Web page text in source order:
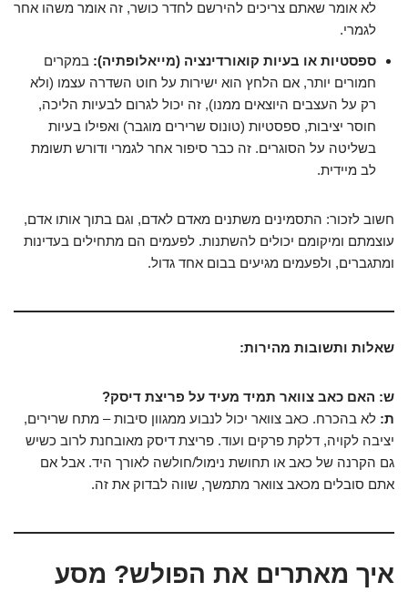
לא אומר שאתם צריכים להירשם לחדר כושר, זה אומר משהו אחר
לגמרי.
ספסטיות או בעיות קואורדינציה (מייאלופתיה): במקרים
חמורים יותר, אם הלחץ הוא ישירות על חוט השדרה עצמו (ולא
רק על העצבים היוצאים ממנו), זה יכול לגרום לבעיות הליכה,
חוסר יציבות, ספסטיות (טונוס שרירים מוגבר) ואפילו בעיות
בשליטה על הסוגרים. זה כבר סיפור אחר לגמרי ודורש תשומת
לב מיידית.
חשוב לזכור: התסמינים משתנים מאדם לאדם, וגם בתוך אותו אדם,
עוצמתם ומיקומם יכולים להשתנות. לפעמים הם מתחילים בעדינות
ומתגברים, ולפעמים מגיעים בבום אחד גדול.
שאלות ותשובות מהירות:
ש: האם כאב צוואר תמיד מעיד על פריצת דיסק?
ת: לא בהכרח. כאב צוואר יכול לנבוע ממגוון סיבות – מתח שרירים,
יציבה לקויה, דלקת פרקים ועוד. פריצת דיסק מאובחנת לרוב כשיש
גם הקרנה של כאב או תחושת נימול/חולשה לאורך היד. אבל אם
אתם סובלים מכאב צוואר מתמשך, שווה לבדוק את זה.
איך מאתרים את הפולש? מסע